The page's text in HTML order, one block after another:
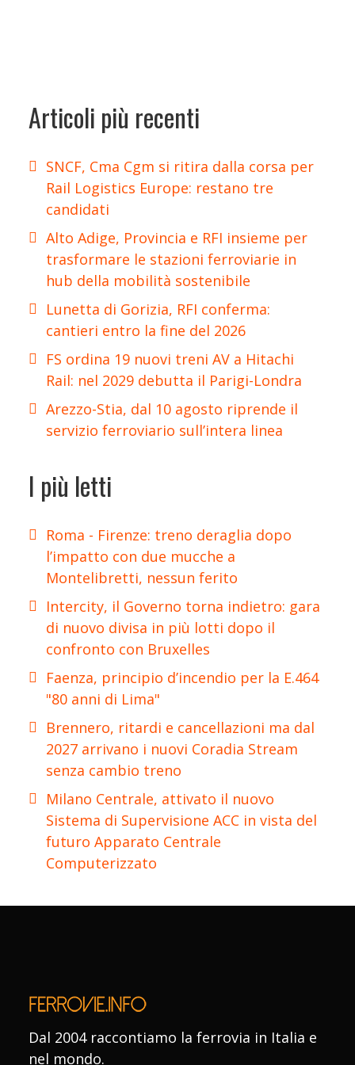
Articoli più recenti
SNCF, Cma Cgm si ritira dalla corsa per
Rail Logistics Europe: restano tre
candidati
Alto Adige, Provincia e RFI insieme per
trasformare le stazioni ferroviarie in
hub della mobilità sostenibile
Lunetta di Gorizia, RFI conferma:
cantieri entro la fine del 2026
FS ordina 19 nuovi treni AV a Hitachi
Rail: nel 2029 debutta il Parigi-Londra
Arezzo-Stia, dal 10 agosto riprende il
servizio ferroviario sull’intera linea
I più letti
Roma - Firenze: treno deraglia dopo
l’impatto con due mucche a
Montelibretti, nessun ferito
Intercity, il Governo torna indietro: gara
di nuovo divisa in più lotti dopo il
confronto con Bruxelles
Faenza, principio d’incendio per la E.464
"80 anni di Lima"
Brennero, ritardi e cancellazioni ma dal
2027 arrivano i nuovi Coradia Stream
senza cambio treno
Milano Centrale, attivato il nuovo
Sistema di Supervisione ACC in vista del
futuro Apparato Centrale
Computerizzato
Dal 2004 raccontiamo la ferrovia in Italia e
nel mondo.